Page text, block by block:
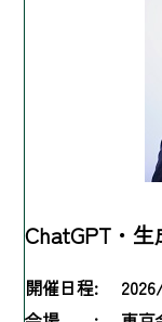
ChatGPT・
開催日程: